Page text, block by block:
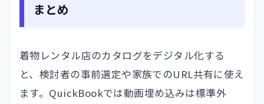
まとめ
着物レンタル店のカタログをデジタル化する
と、検討者の事前選定や家族でのURL共有に使え
ます。QuickBookでは動画埋め込みは標準外